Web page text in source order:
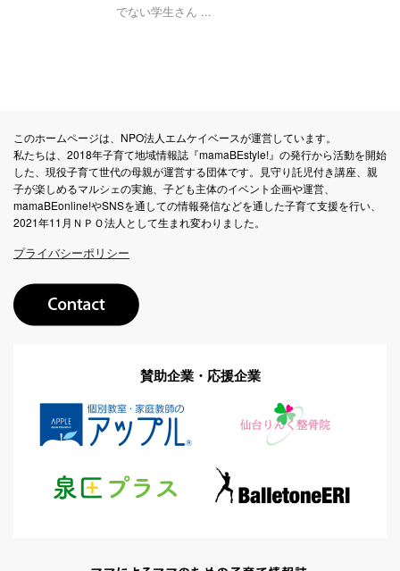
でない学生さん ...
このホームページは、NPO法人エムケイベースが運営しています。
私たちは、2018年子育て地域情報誌『mamaBEstyle!』の発行から活動を開始
した、現役子育て世代の母親が運営する団体です。見守り託児付き講座、親
子が楽しめるマルシェの実施、子ども主体のイベント企画や運営、
mamaBEonline!やSNSを通しての情報発信などを通した子育て支援を行い、
2021年11月ＮＰＯ法人として生まれ変わりました。
プライバシーポリシー
賛助企業・応援企業